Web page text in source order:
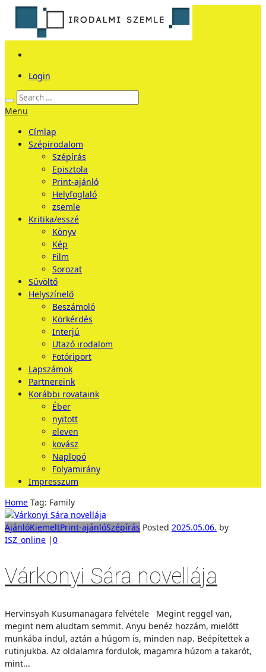
Login
Menu
Címlap
Szépirodalom
Szépírás
Episztola
Print-ajánló
Helyfoglaló
zsemle
Kritika/esszé
Könyv
Kép
Film
Sorozat
Süvöltő
Helyszínelő
Beszámoló
Körkérdés
Interjú
Utazó irodalom
Fotóriport
Lapszámok
Partnereink
Korábbi rovataink
Éber
nyitott
eleven
kovász
Naplopó
Folyamirány
Impresszum
Home Tag: Family
AjánlóKiemeltPrint-ajánlóSzépírás Posted 2025.05.06. by
ISZ_online |0
Várkonyi Sára novellája
Hervinsyah Kusumanagara felvétele Megint reggel van,
megint nem aludtam semmit. Anyu benéz hozzám, mielőtt
munkába indul, aztán a húgom is, minden nap. Beépítettek a
rutinjukba. Az oldalamra fordulok, magamra húzom a takarót,
mint...